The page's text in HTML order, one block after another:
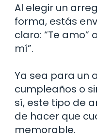
Al elegir un
forma, estás
claro: “Te amo”
mí”.
Ya sea para un
cumpleaños o
sí, este tipo de
de hacer que
memorable.